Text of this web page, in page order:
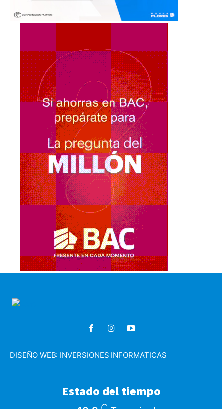
DISEÑO WEB: INVERSIONES INFORMATICAS
Estado del tiempo